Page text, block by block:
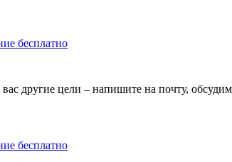
бесплатно
другие цели – напишите на почту,
бесплатно